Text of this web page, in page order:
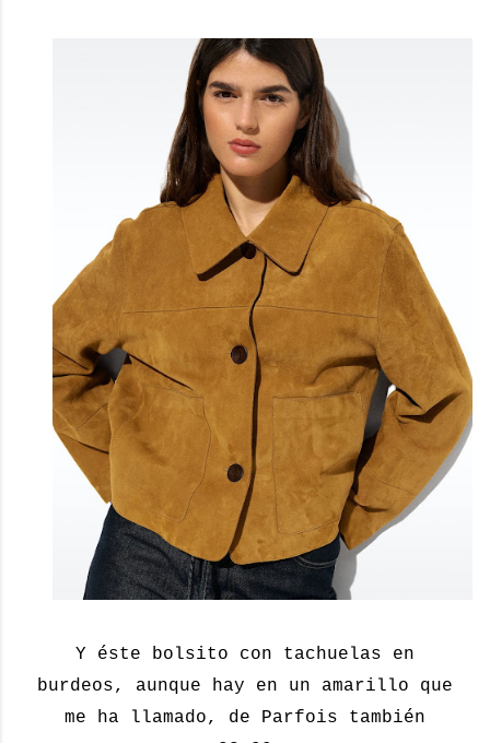
Y éste bolsito con tachuelas en
burdeos, aunque hay en un amarillo que
me ha llamado, de Parfois también